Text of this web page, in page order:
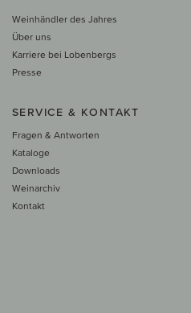
Weinhändler des Jahres
Über uns
Karriere bei Lobenbergs
Presse
SERVICE & KONTAKT
Fragen & Antworten
Kataloge
Downloads
Weinarchiv
Kontakt